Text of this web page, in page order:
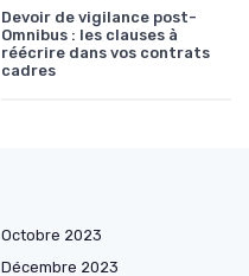
Devoir de vigilance post-
Omnibus : les clauses à
réécrire dans vos contrats
cadres
Octobre 2023
Décembre 2023